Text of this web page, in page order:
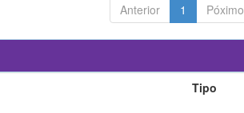
Anterior 1 Póximo
Tipo